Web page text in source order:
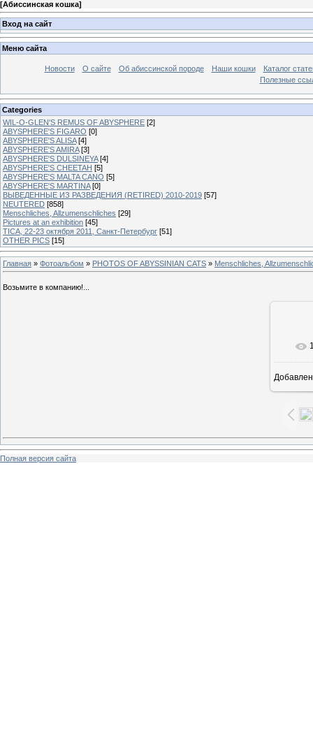
[Абиссинская кошка]
Вход на сайт
Меню сайта
Новости О сайте Об абиссинской породе Наши кошки
Каталог
Полезные
Categories
WIL-O-GLEN'S REMUS OF ABYSPHERE [2]
ABYSPHERE'S FIGARO [0]
ABYSPHERE'S ALISA [4]
ABYSPHERE'S AMIRA [3]
ABYSPHERE'S DULSINEYA [4]
ABYSPHERE'S CHEETAH [5]
ABYSPHERE'S MALTA CANO [5]
ABYSPHERE'S MARTINA [0]
ВЫВЕДЕННЫЕ ИЗ РАЗВЕДЕНИЯ (RETIRED) 2010-2019 [57]
NEUTERED [858]
Menschliches, Allzumenschliches [29]
Pictures at an exhibition [45]
TICA, 22-23 октября 2011, Санкт-Петербург [51]
OTHER PICS [15]
Главная » Фотоальбом » PHOTOS OF ABYSSINIAN CATS » Menschliches,
Возьмите в компанию!...
Полная версия сайта